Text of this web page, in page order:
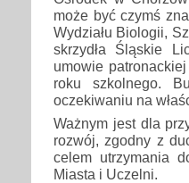
może być czymś
Wydziału Biologii,
skrzydła Śląskie
umowie
roku szkolnego.
oczekiwaniu na
Ważnym jest dla
rozwój, zgodny z
celem utrzymania
Miasta i Uczelni.